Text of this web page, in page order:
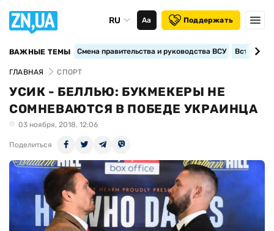
RU Аа Поддержать
ВАЖНЫЕ ТЕМЫ Смена правительства и руководства ВСУ
ГЛАВНАЯ СПОРТ
УСИК - БЕЛЛЬЮ: БУКМЕКЕРЫ НЕ
СОМНЕВАЮТСЯ В ПОБЕДЕ УКРАИНЦА
03 ноября, 2018, 12:06
Поделиться